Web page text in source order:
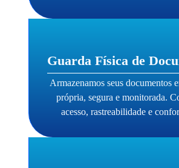
Guarda Física de
Armazenamos seus documentos
própria, segura e monitorada.
acesso, rastreabilidade e